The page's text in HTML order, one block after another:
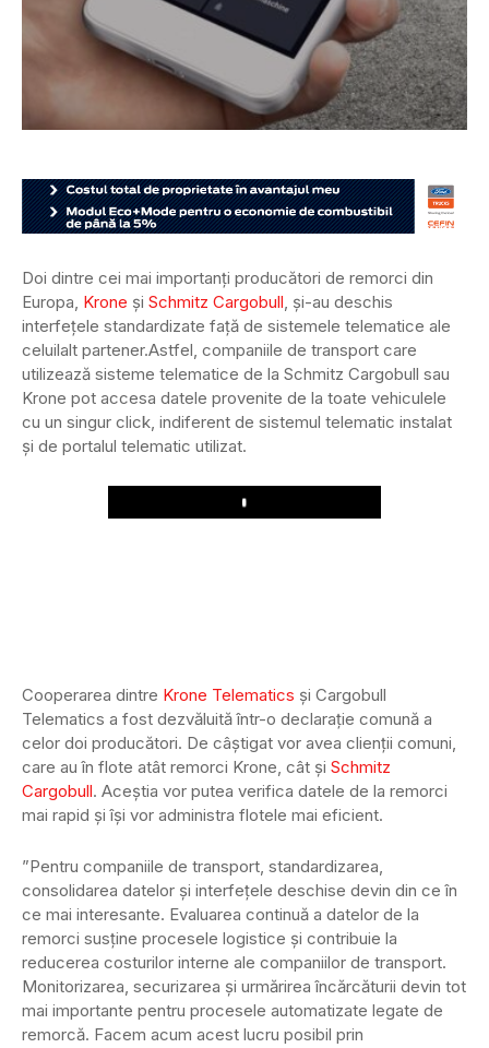
Doi dintre cei mai importanți producători de remorci din
Europa, Krone și Schmitz Cargobull, și-au deschis
interfețele standardizate față de sistemele telematice ale
celuilalt partener.Astfel, companiile de transport care
utilizează sisteme telematice de la Schmitz Cargobull sau
Krone pot accesa datele provenite de la toate vehiculele
cu un singur click, indiferent de sistemul telematic instalat
și de portalul telematic utilizat.
Play
Cooperarea dintre Krone Telematics și Cargobull
Telematics a fost dezvăluită într-o declarație comună a
celor doi producători. De câștigat vor avea clienții comuni,
care au în flote atât remorci Krone, cât și Schmitz
Cargobull. Aceștia vor putea verifica datele de la remorci
mai rapid și își vor administra flotele mai eficient.
”Pentru companiile de transport, standardizarea,
consolidarea datelor și interfețele deschise devin din ce în
ce mai interesante. Evaluarea continuă a datelor de la
remorci susține procesele logistice și contribuie la
reducerea costurilor interne ale companiilor de transport.
Monitorizarea, securizarea și urmărirea încărcăturii devin tot
mai importante pentru procesele automatizate legate de
remorcă. Facem acum acest lucru posibil prin